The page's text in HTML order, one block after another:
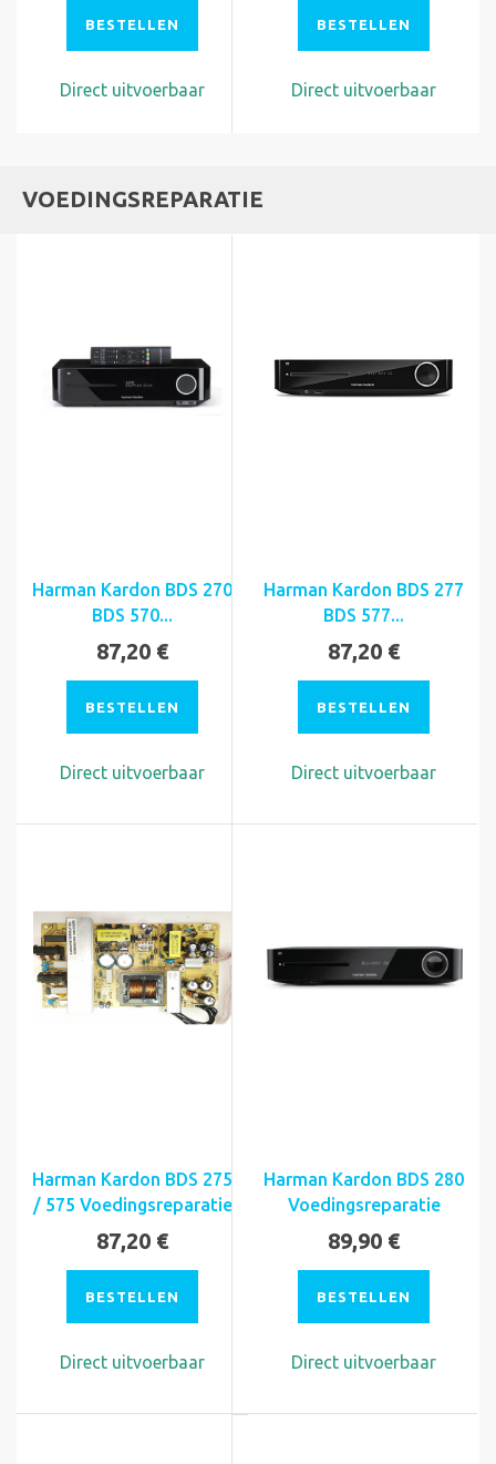
BESTELLEN
Direct uitvoerbaar
BESTELLEN
Direct uitvoerbaar
VOEDINGSREPARATIE
Harman Kardon BDS 270
BDS 570...
87,20 €
BESTELLEN
Direct uitvoerbaar
Harman Kardon BDS 277
BDS 577...
87,20 €
BESTELLEN
Direct uitvoerbaar
Harman Kardon BDS 275
/ 575 Voedingsreparatie
87,20 €
BESTELLEN
Direct uitvoerbaar
Harman Kardon BDS 280
Voedingsreparatie
89,90 €
BESTELLEN
Direct uitvoerbaar